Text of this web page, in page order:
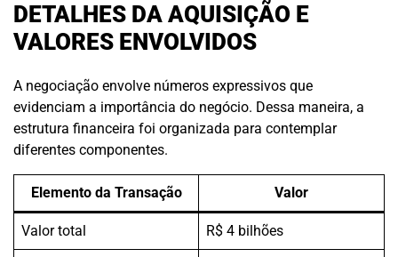
DETALHES DA AQUISIÇÃO E
VALORES ENVOLVIDOS
A negociação envolve números expressivos que
evidenciam a importância do negócio. Dessa maneira, a
estrutura financeira foi organizada para contemplar
diferentes componentes.
Elemento da Transação Valor
Valor total R$ 4 bilhões